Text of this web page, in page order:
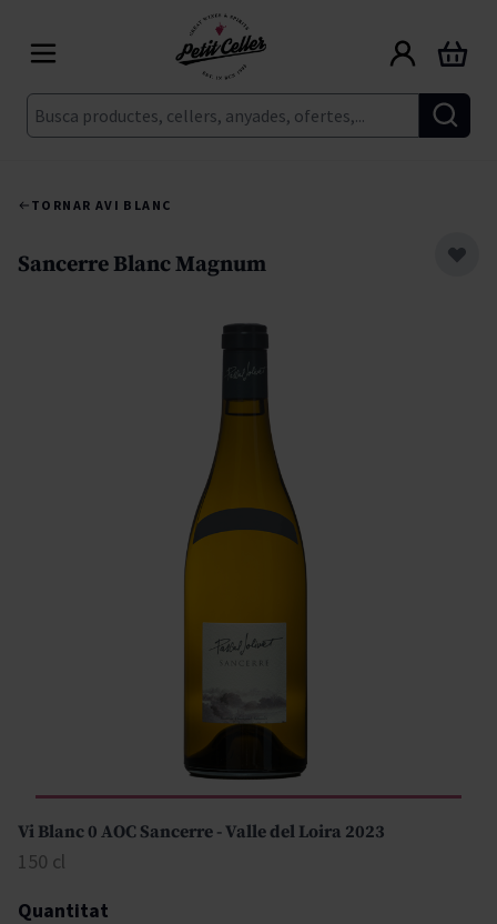
Cerca
Cart
TORNAR AVI BLANC
Sancerre Blanc Magnum
Vi Blanc 0 AOC Sancerre - Valle del Loira 2023
150 cl
Quantitat